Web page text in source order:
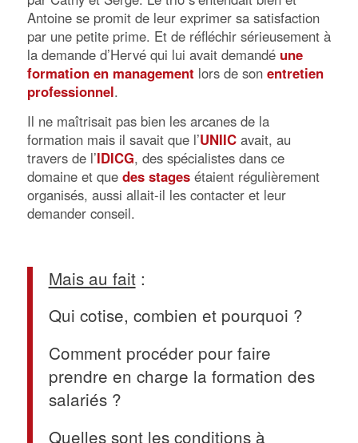
Antoine se promit de leur exprimer sa satisfaction
par une petite prime. Et de réfléchir sérieusement à
la demande d’Hervé qui lui avait demandé une
formation en management lors de son entretien
professionnel.
Il ne maîtrisait pas bien les arcanes de la
formation mais il savait que l’UNIICavait, au
travers de l’IDICG, des spécialistes dans ce
domaine et que des stagesétaient régulièrement
organisés, aussi allait-il les contacter et leur
demander conseil.
Mais au fait:
Qui cotise, combien et pourquoi ?
Comment procéder pour faire
prendre en charge la formation des
salariés ?
Quelles sont les conditions à